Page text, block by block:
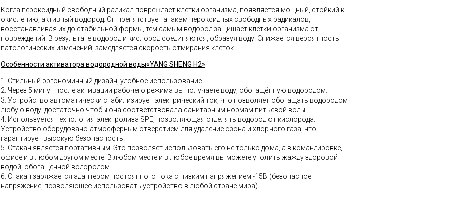
Когда пероксидный свободный радикал повреждает клетки организма, появляется мощный, стойкий к
окислению, активный водород. Он препятствует атакам пероксидных свободных радикалов,
восстанавливая их до стабильной формы, тем самым водород защищает клетки организма от
повреждений. В результате водород и кислород соединяются, образуя воду. Снижается вероятность
патологических изменений, замедляется скорость отмирания клеток.
Особенности активатора водородной воды«YANG SHENG H2»
1. Стильный эргономичный дизайн, удобное использование
2. Через 5 минут после активации рабочего режима вы получаете воду, обогащённую водородом.
3. Устройство автоматически стабилизирует электрический ток, что позволяет обогащать водородом
любую воду: достаточно чтобы она соответствовала санитарным нормам питьевой воды.
4. Используется технология электролиза SPE, позволяющая отделять водород от кислорода.
Устройство оборудовано атмосферным отверстием для удаление озона и хлорного газа, что
гарантирует высокую безопасность.
5. Стакан является портативным. Это позволяет использовать его не только дома, а в командировке,
офисе и в любом другом месте. В любом месте и в любое время вы можете утолить жажду здоровой
водой, обогащенной водородом.
6. Стакан заряжается адаптером постоянного тока с низким напряжением -15В (безопасное
напряжение, позволяющее использовать устройство в любой стране мира).